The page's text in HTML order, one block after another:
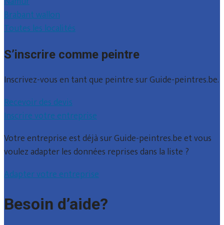
Brabant wallon
Toutes les localités
S’inscrire comme peintre
Inscrivez-vous en tant que peintre sur Guide-peintres.be.
Recevoir des devis
Inscrire votre entreprise
Votre entreprise est déjà sur Guide-peintres.be et vous
voulez adapter les données reprises dans la liste ?
Adapter votre entreprise
Besoin d’aide?